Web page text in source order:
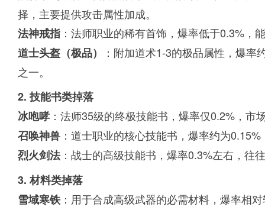
择，主要提供攻击属性加成。
法神戒指 ：法师职业的稀有首饰，爆率低于0.3%，
道士头盔（极品）
：附加道术1-3的极品属性，爆
之一。
2. 技能书类掉落
冰咆哮 ：法师35级的终极技能书，爆率仅0.2%，
召唤神兽 ：道士职业的核心技能书，爆率约为
烈火剑法：战士的高级技能书，爆率0.3%左右，往
3. 材料类掉落
雪域寒铁：用于合成高级武器的必需材料，爆率相